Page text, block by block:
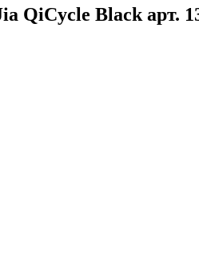
QiCycle Black арт.